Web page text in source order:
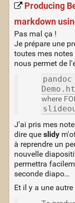
Producing
markdown
Pas mal ça !
Je prépare une
toutes mes
nous permet de
where
J'ai pris mes
dire que slidy
à reprendre un
nouvelle
permettra
seconde diapo…
Et il y a une